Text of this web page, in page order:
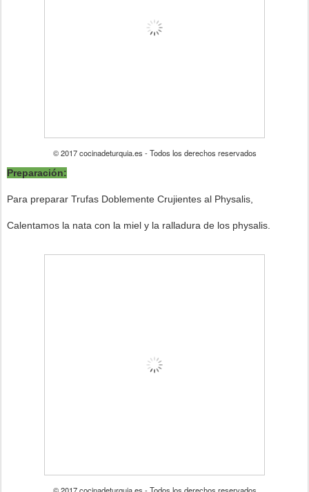
© 2017 cocinadeturquia.es - Todos los derechos reservados
Preparación:
Para preparar Trufas Doblemente Crujientes al Physalis,
Calentamos la nata con la miel y la ralladura de los physalis.